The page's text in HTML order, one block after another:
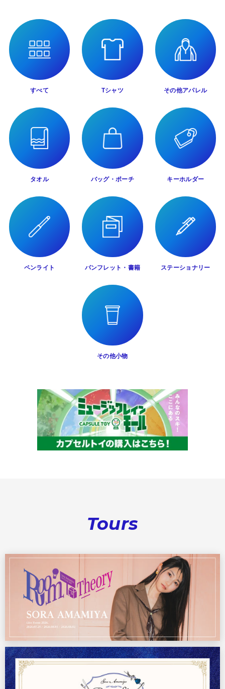
すべて Tシャツ その他アパレル
タオル バッグ・ポーチ キーホルダー
ペンライト パンフレット・書籍 ステーショナリー
その他小物
Tours